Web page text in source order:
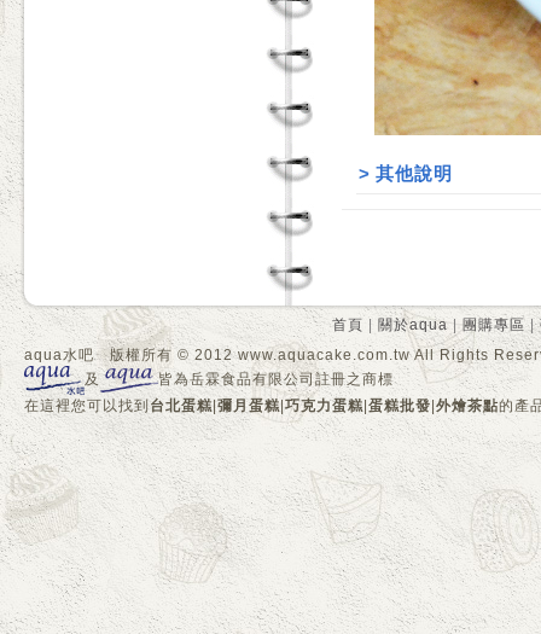
> 其他說明
首頁 關於aqua| 團購專區|
aqua水吧 版權所有 © 2012 www.aquacake.com.tw All Rights
及
皆為岳霖食品有限公司註冊之商標
在這裡您可以找到台北蛋糕 彌月蛋糕 |巧克力蛋糕 蛋糕批發 外燴茶點的產